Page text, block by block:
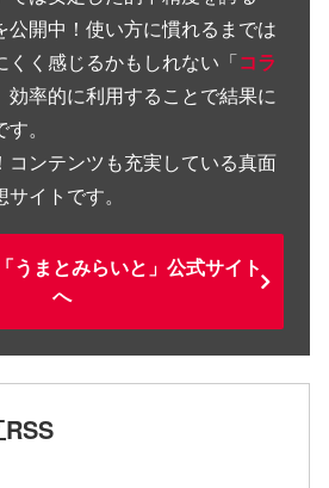
公開中！使い方に慣れるまでは
くく感じるかもしれない「コラ
効率的に利用することで結果に
。
コンテンツも充実している真面
イトです。
うまとみらいと」公式サイト
へ